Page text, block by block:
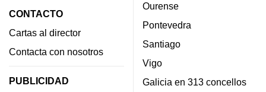
CONTACTO
Cartas al director
Contacta con nosotros
PUBLICIDAD
Ourense
Pontevedra
Santiago
Vigo
Galicia en 313 concellos